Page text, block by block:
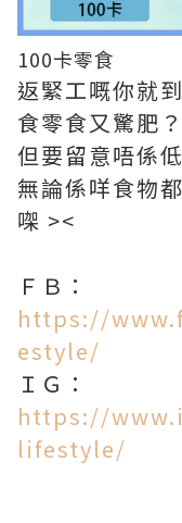
100卡零食
返緊工嘅你就
食零食又驚肥
但要留意唔係
無論係咩食物
㗎 ><
ＦＢ：
https://
estyle/
ＩＧ：
https://
lifestyle/